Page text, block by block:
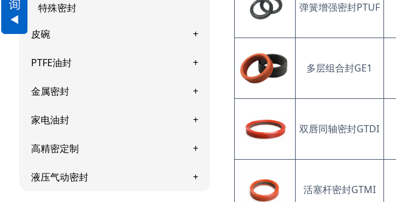
特殊密封
皮碗
PTFE油封
金属密封
家电油封
高精密定制
液压气动密封
弹簧增强密封PTUF
多层组合封GE1
双唇同轴密封GTDI
活塞杆密封GTMI